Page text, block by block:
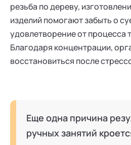
резьба по дереву,
изделий помогают забыть о
удовлетворение от процесса
Благодаря концентрации,
восстановиться после
Еще одна причина
ручных занятий